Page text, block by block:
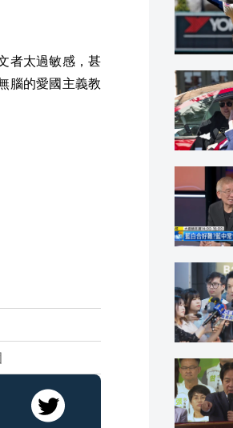
者太過敏感，甚
腦的愛國主義教